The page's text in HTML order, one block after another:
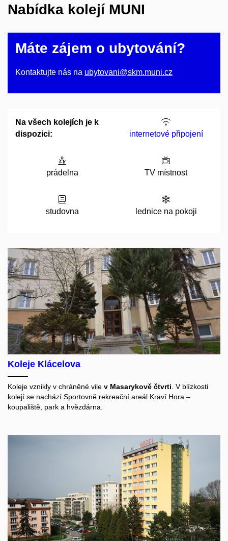
Nabídka kolejí MUNI
Máte zájem o ubytování?
Kontaktujte nás na ubytovani@skm.muni.cz
Na všech kolejích je k
dispozici:
internetové připojení
prádelna TV místnost
studovna lednice na pokoji
Koleje Klácelova
Koleje vznikly v chráněné vile v Masarykově čtvrti . V blízkosti
kolejí se nachází Sportovně rekreační areál Kraví Hora –
koupaliště, park a hvězdárna.